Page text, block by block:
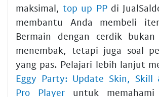
maksimal,top up PPdi
membantu Anda membeli
Bermain dengan cerdik
menembak, tetapi juga soal
yang pas. Pelajari lebih lanjut
Eggy Party: Update Skin, Skill
Pro Player untuk memahami